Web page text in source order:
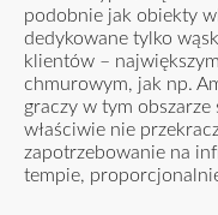
podobnie jak obiekty
dedykowane tylko
klientów –
chmurowym, jak np.
graczy w tym obszarze
właściwie nie
zapotrzebowanie na
tempie,